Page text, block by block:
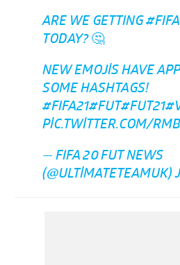
ARE WE GETTING
TODAY? 🤔
NEW EMOJIS HAVE
SOME HASHTAGS!
#FIFA21#FUT#FUT21
PIC.TWITTER.COM/
— FIFA 20 FUT NEWS
(@ULTIMATETEAMUK)